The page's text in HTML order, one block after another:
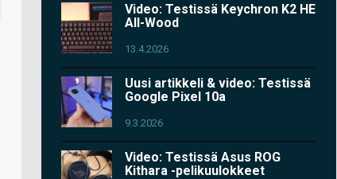
Video: Testissä Keychron K2 HE
All-Wood
13.4.2026
Uusi artikkeli & video: Testissä
Google Pixel 10a
9.3.2026
Video: Testissä Asus ROG
Kithara -pelikuulokkeet